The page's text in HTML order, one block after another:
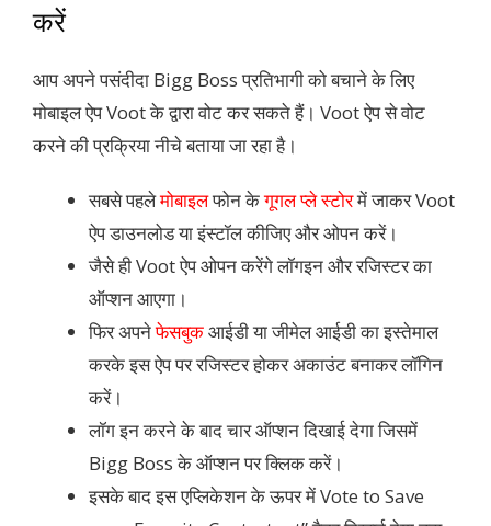
करें
आप अपने पसंदीदा Bigg Boss प्रतिभागी को बचाने के लिए
मोबाइल ऐप Voot के द्वारा वोट कर सकते हैं। Voot ऐप से वोट
करने की प्रक्रिया नीचे बताया जा रहा है।
सबसे पहलेमोबाइलफोन केगूगल प्ले स्टोरमें जाकर Voot
ऐप डाउनलोड या इंस्टॉल कीजिए और ओपन करें।
जैसे ही Voot ऐप ओपन करेंगे लॉगइन और रजिस्टर का
ऑप्शन आएगा।
फिर अपनेफेसबुकआईडी या जीमेल आईडी का इस्तेमाल
करके इस ऐप पर रजिस्टर होकर अकाउंट बनाकर लॉगिन
करें।
लॉग इन करने के बाद चार ऑप्शन दिखाई देगा जिसमें
Bigg Boss के ऑप्शन पर क्लिक करें।
इसके बाद इस एप्लिकेशन के ऊपर में Vote to Save